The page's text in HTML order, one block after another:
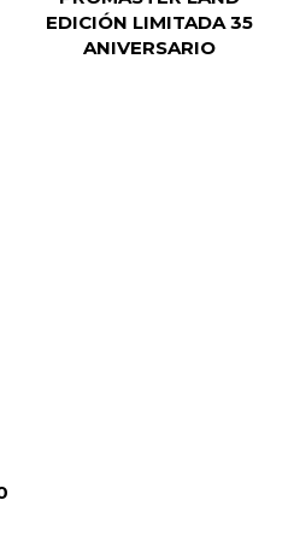
EDICIÓN LIMITADA 35
ANIVERSARIO